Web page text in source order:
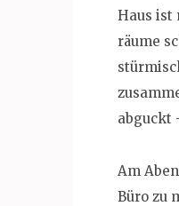
Haus ist
räume
abguckt
Am
Büro zu